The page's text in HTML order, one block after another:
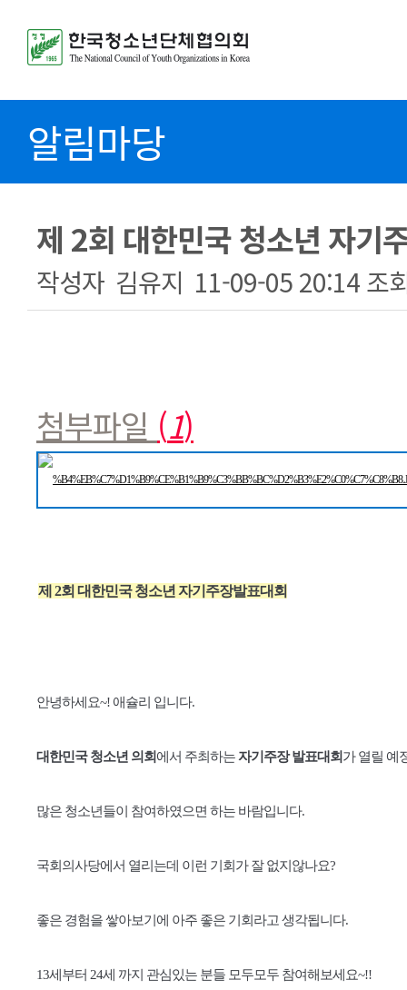
알림마당
제 2회 대한민국 청소년 자기
작성자 김유지 11-09-05 20:14 조
본문
첨부파일 (1)
제 2회 대한민국 청소년 자기주장발표대회
안녕하세요~! 애슐리 입니다.
대한민국 청소년 의회에서 주최하는자기주장 발표대회가 열릴 예
많은 청소년들이 참여하였으면 하는 바람입니다.
국회의사당에서 열리는데 이런 기회가 잘 없지않나요?
좋은 경험을 쌓아보기에 아주 좋은 기회라고 생각됩니다.
13세부터 24세 까지 관심있는 분들 모두모두 참여해보세요~!!